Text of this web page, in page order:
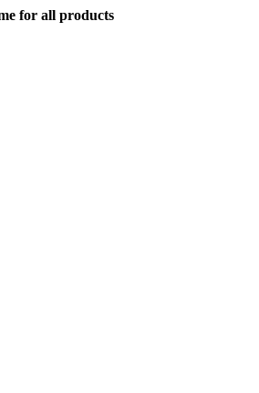
for all products